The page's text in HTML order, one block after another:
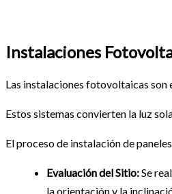
Instalaciones
Las instalaciones fotovoltaicas son
Estos sistemas convierten la luz
El proceso de instalación de
Evaluación del Sitio:Se
la orientación y la